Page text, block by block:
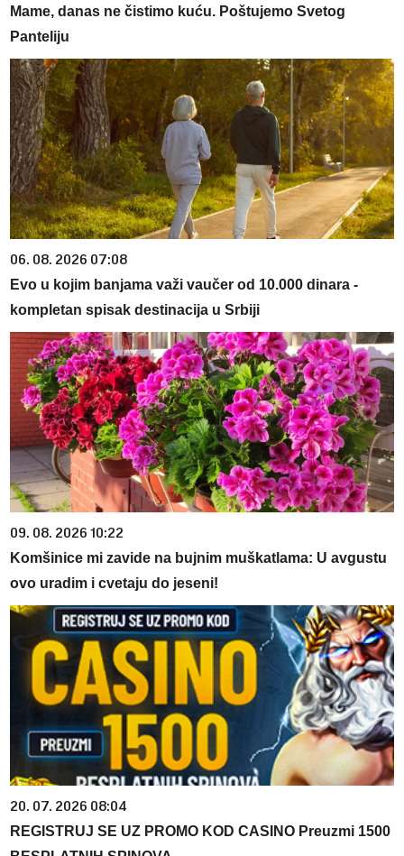
Mame, danas ne čistimo kuću. Poštujemo Svetog
Panteliju
06. 08. 2026 07:08
Evo u kojim banjama važi vaučer od 10.000 dinara -
kompletan spisak destinacija u Srbiji
09. 08. 2026 10:22
Komšinice mi zavide na bujnim muškatlama: U avgustu
ovo uradim i cvetaju do jeseni!
20. 07. 2026 08:04
REGISTRUJ SE UZ PROMO KOD CASINO Preuzmi 1500